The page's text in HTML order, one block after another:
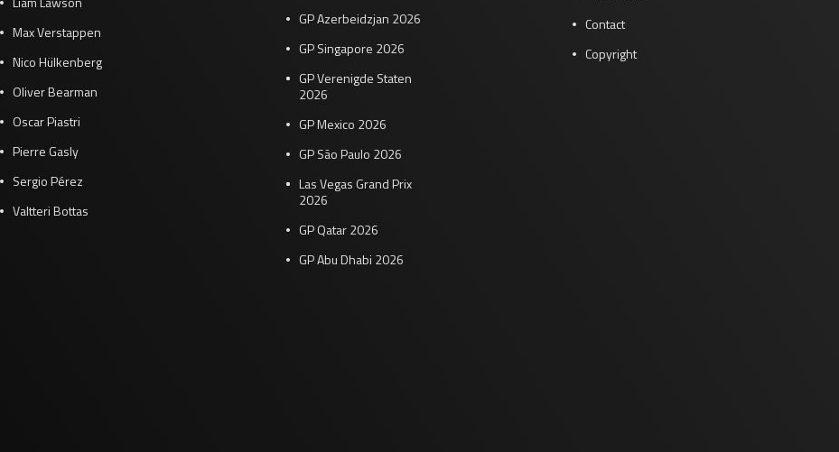
Max Verstappen
Nico Hülkenberg
Oliver Bearman
Oscar Piastri
Pierre Gasly
Sergio Pérez
Valtteri Bottas
GP Azerbeidzjan 2026
GP Singapore 2026
GP Verenigde Staten
2026
GP Mexico 2026
GP São Paulo 2026
Las Vegas Grand Prix
2026
GP Qatar 2026
GP Abu Dhabi 2026
Contact
Copyright